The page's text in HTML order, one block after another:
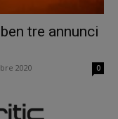
tre annunci
2020 0